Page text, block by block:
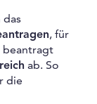
das
, für
beantragt
ab. So
die